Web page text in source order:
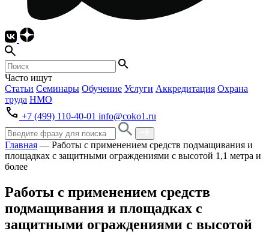
Часто ищут
Статьи Семинары Обучение Услуги Аккредитация Охрана
труда НМО
+7 (499) 110-40-01 info@coko1.ru
Главная — Работы с применением средств подмащивания и
площадках с защитными ограждениями с высотой 1,1 метра и
более
Работы с применением средств
подмащивания и площадках с
защитными ограждениями с высотой